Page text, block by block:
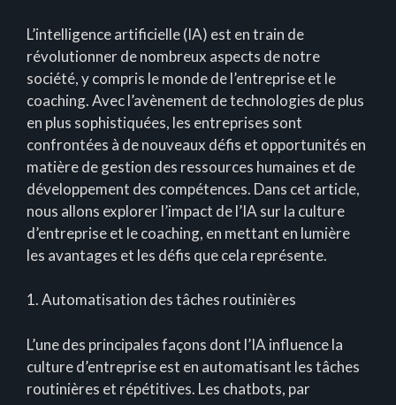
L’intelligence artificielle (IA) est en train de
révolutionner de nombreux aspects de notre
société, y compris le monde de l’entreprise et le
coaching. Avec l’avènement de technologies de plus
en plus sophistiquées, les entreprises sont
confrontées à de nouveaux défis et opportunités en
matière de gestion des ressources humaines et de
développement des compétences. Dans cet article,
nous allons explorer l’impact de l’IA sur la culture
d’entreprise et le coaching, en mettant en lumière
les avantages et les défis que cela représente.
1. Automatisation des tâches routinières
L’une des principales façons dont l’IA influence la
culture d’entreprise est en automatisant les tâches
routinières et répétitives. Les chatbots, par